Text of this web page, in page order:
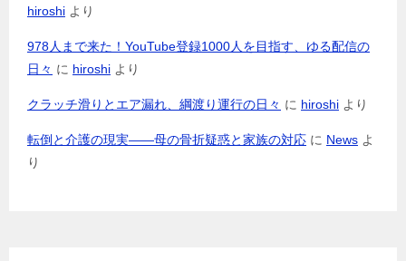
hiroshi より
978人まで来た！YouTube登録1000人を目指す、ゆる配信の
日々 に hiroshi より
クラッチ滑りとエア漏れ、綱渡り運行の日々 に hiroshi より
転倒と介護の現実――母の骨折疑惑と家族の対応 に News よ
り